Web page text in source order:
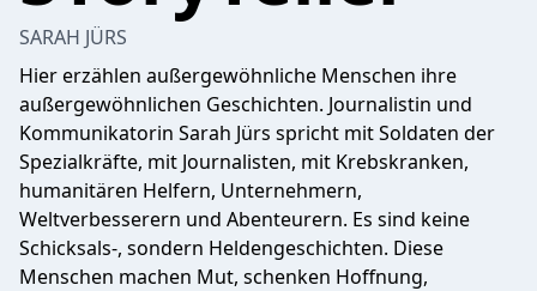
SARAH JÜRS
Hier erzählen außergewöhnliche Menschen ihre
außergewöhnlichen Geschichten. Journalistin und
Kommunikatorin Sarah Jürs spricht mit Soldaten der
Spezialkräfte, mit Journalisten, mit Krebskranken,
humanitären Helfern, Unternehmern,
Weltverbesserern und Abenteurern. Es sind keine
Schicksals-, sondern Heldengeschichten. Diese
Menschen machen Mut, schenken Hoffnung,